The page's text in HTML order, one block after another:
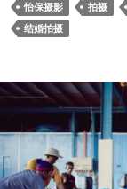
怡保摄影
拍摄
结婚拍摄